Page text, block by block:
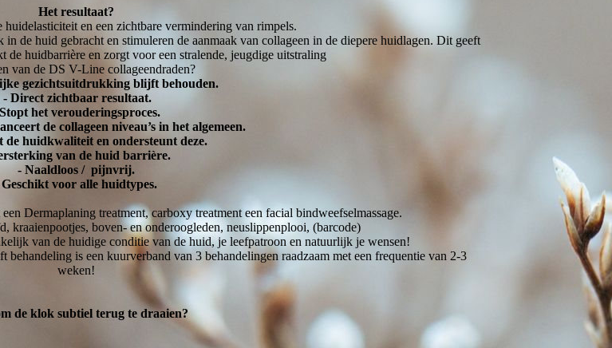
Het resultaat?
huidelasticiteit en een zichtbare vermindering van rimpels.
de huid gebracht en stimuleren de aanmaak van collageen in de diepere huidlagen. Dit geeft
de huidbarrière en zorgt voor een stralende, jeugdige uitstraling
van de DS V-Line collageendraden?
gezichtsuitdrukking blijft behouden.
- Direct zichtbaar resultaat.
het verouderingsproces.
de collageen niveau’s in het algemeen.
de huidkwaliteit en ondersteunt deze.
van de huid barrière.
- Naaldloos / pijnvrij.
voor alle huidtypes.
Dermaplaning treatment, carboxy treatment een facial bindweefselmassage.
kraaienpootjes, boven- en onderoogleden, neuslippenplooi, (barcode)
van de huidige conditie van de huid, je leefpatroon en natuurlijk je wensen!
is een kuurverband van 3 behandelingen raadzaam met een frequentie van 2-3
weken!
de klok subtiel terug te draaien?